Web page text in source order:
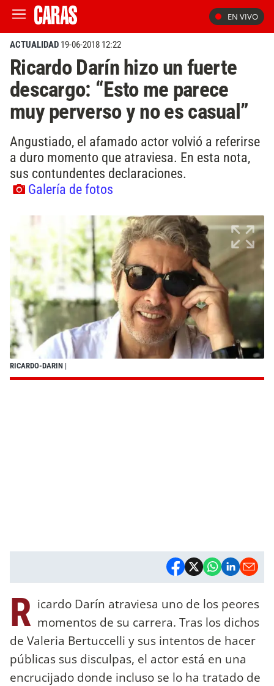
EN VIVO
ACTUALIDAD 19-06-2018 12:22
Ricardo Darín hizo un fuerte
descargo: “Esto me parece
muy perverso y no es casual”
Angustiado, el afamado actor volvió a referirse
a duro momento que atraviesa. En esta nota,
sus contundentes declaraciones.
Galería de fotos
RICARDO-DARIN |
R icardo Darín atraviesa uno de los peores
momentos de su carrera. Tras los dichos
de Valeria Bertuccelli y sus intentos de hacer
públicas sus disculpas, el actor está en una
encrucijado donde incluso se lo ha tratado de